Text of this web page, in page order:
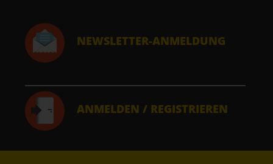
NEWSLETTER-ANMELDUNG
ANMELDEN / REGISTRIEREN